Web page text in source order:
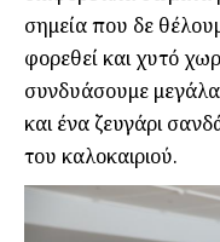
σημεία που δε
φορεθεί και χυτό
συνδυάσουμε
και ένα ζευγάρι
του καλοκαιριού.